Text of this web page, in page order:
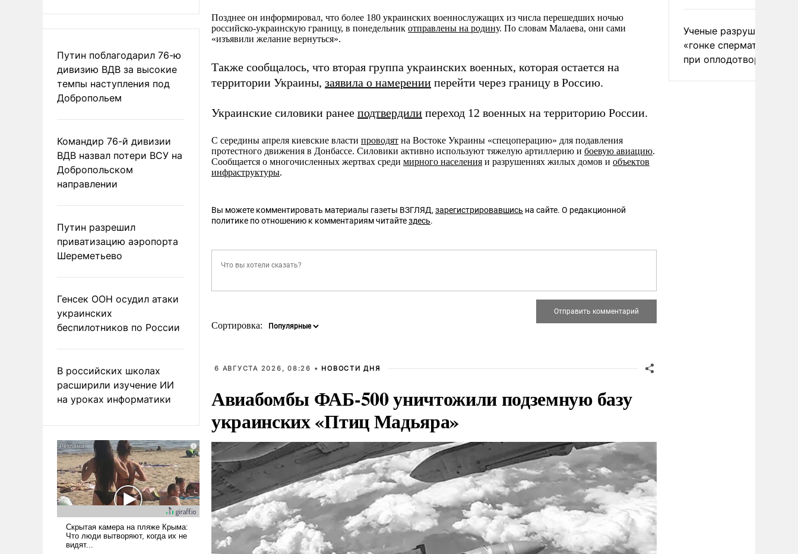
Путин поблагодарил 76-ю
дивизию ВДВ за высокие
темпы наступления под
Добропольем
Командир 76-й дивизии
ВДВ назвал потери ВСУ на
Добропольском
направлении
Путин разрешил
приватизацию аэропорта
Шереметьево
Генсек ООН осудил атаки
украинских
беспилотников по России
В российских школах
расширили изучение ИИ
на уроках информатики
Позднее он информировал, что более 180 украинских военнослужащих из числа перешедших ночью
российско-украинскую границу, в понедельник отправлены на родину. По словам Малаева, они сами
«изъявили желание вернуться».
Также сообщалось, что вторая группа украинских военных, которая остается на
территории Украины, заявила о намерении перейти через границу в Россию.
Украинские силовики ранее подтвердили переход 12 военных на территорию России.
С середины апреля киевские власти проводят на Востоке Украины «спецоперацию» для подавления
протестного движения в Донбассе. Силовики активно используют тяжелую артиллерию и боевую авиацию.
Сообщается о многочисленных жертвах среди мирного населения и разрушениях жилых домов и объектов
инфраструктуры.
Вы можете комментировать материалы газеты ВЗГЛЯД, зарегистрировавшись на сайте. О редакционной
политике по отношению к комментариям читайтездесь.
Сортировка:
6 АВГУСТА 2026, 08:26 • НОВОСТИ ДНЯ
Авиабомбы ФАБ-500 уничтожили подземную базу
украинских «Птиц Мадьяра»
Ученые разрушили миф
«гонке
при оплодотворении